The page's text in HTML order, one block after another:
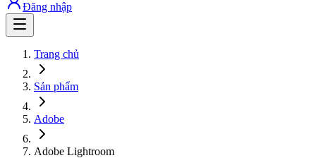
Đăng nhập
Trang chủ
Sản phẩm
Adobe
Adobe Lightroom